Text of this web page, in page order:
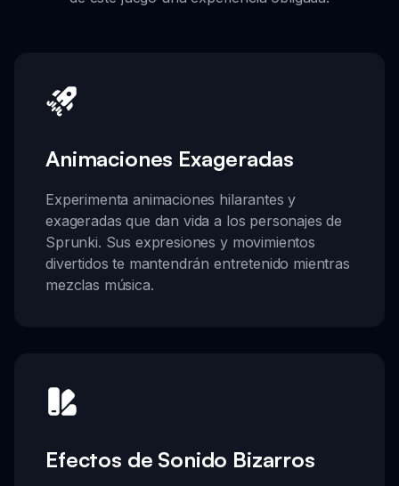
Animaciones Exageradas
Experimenta animaciones hilarantes y
exageradas que dan vida a los personajes de
Sprunki. Sus expresiones y movimientos
divertidos te mantendrán entretenido mientras
mezclas música.
Efectos de Sonido Bizarros